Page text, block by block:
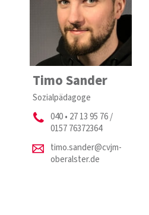
Timo Sander
Sozialpädagoge
040 • 27 13 95 76 /
0157 76372364
timo.sander@cvjm-
oberalster.de